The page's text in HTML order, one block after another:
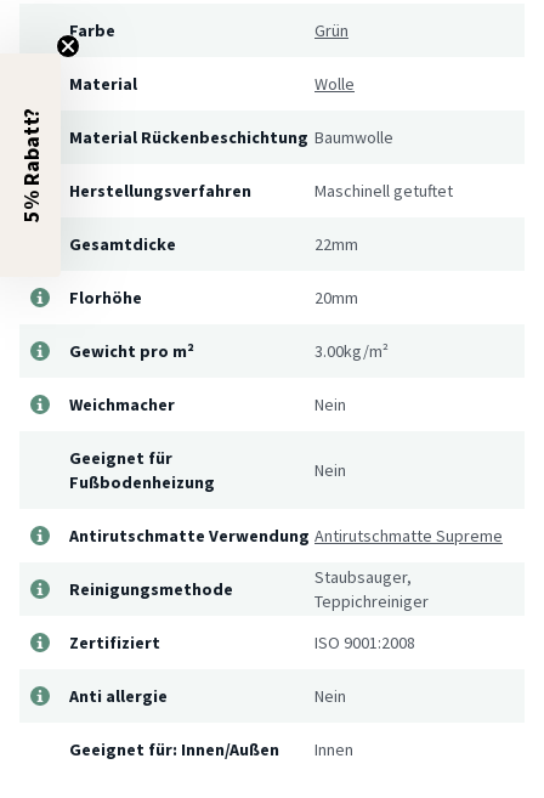
Farbe Grün
Material Wolle
Material Rückenbeschichtung Baumwolle
Herstellungsverfahren Maschinell getuftet
Gesamtdicke 22mm
Florhöhe 20mm
Gewicht pro m² 3.00kg/m²
Weichmacher Nein
Geeignet für
Fußbodenheizung
Nein
Antirutschmatte Verwendung Antirutschmatte Supreme
Reinigungsmethode
Staubsauger,
Teppichreiniger
Zertifiziert
ISO 9001:2008
Anti allergie Nein
Geeignet für: Innen/Außen Innen
5% Rabatt?